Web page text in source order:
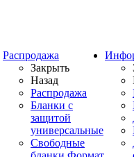
Распродажа
Закрыть
Назад
Распродажа
Бланки с
защитой
универсальные
Свободные